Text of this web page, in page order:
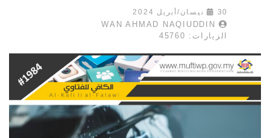
30 نيسان/أبريل 2024
WAN AHMAD NAQIUDDIN
الزيارات: 45760